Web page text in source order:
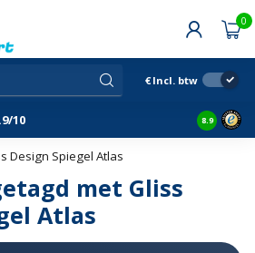
0
€ Incl. btw
10 8.9
Design Spiegel Atlas
met Gliss
Atlas